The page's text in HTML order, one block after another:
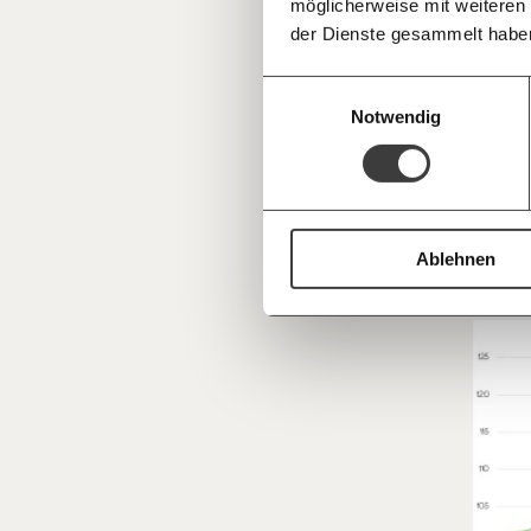
möglicherweise mit
der Dienste gesammelt
Notwendig
Ablehnen
Deine Spende absetzen:Fragen und
„Das